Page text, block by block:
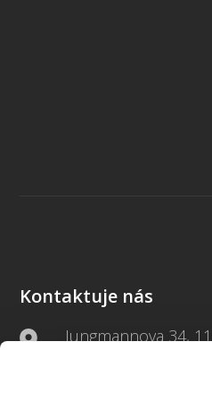
Kontaktuje nás
Jungmannova 34,